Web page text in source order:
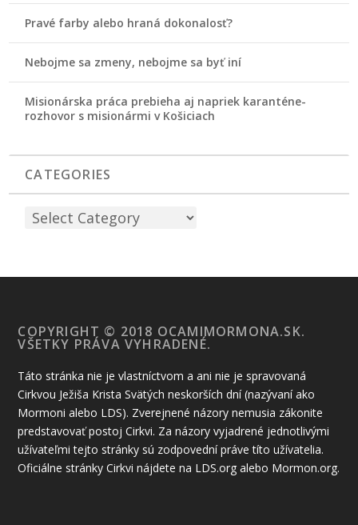
Pravé farby alebo hraná dokonalosť?
Nebojme sa zmeny, nebojme sa byť iní
Misionárska práca prebieha aj napriek karanténe-
rozhovor s misionármi v Košiciach
CATEGORIES
COPYRIGHT © 2018 OCAMIMORMONA.SK.
VŠETKY PRÁVA VYHRADENÉ.
Táto stránka nie je vlastníctvom a ani nie je spravovaná
Cirkvou Ježiša Krista Svätých neskorších dní (nazývaní ako
Mormoni alebo LDS). Zverejnené názory nemusia zákonite
predstavovať postoj Cirkvi. Za názory vyjadrené jednotlivými
užívateľmi tejto stránky sú zodpovední práve títo užívatelia.
Oficiálne stránky Cirkvi nájdete na LDS.org alebo Mormon.org.